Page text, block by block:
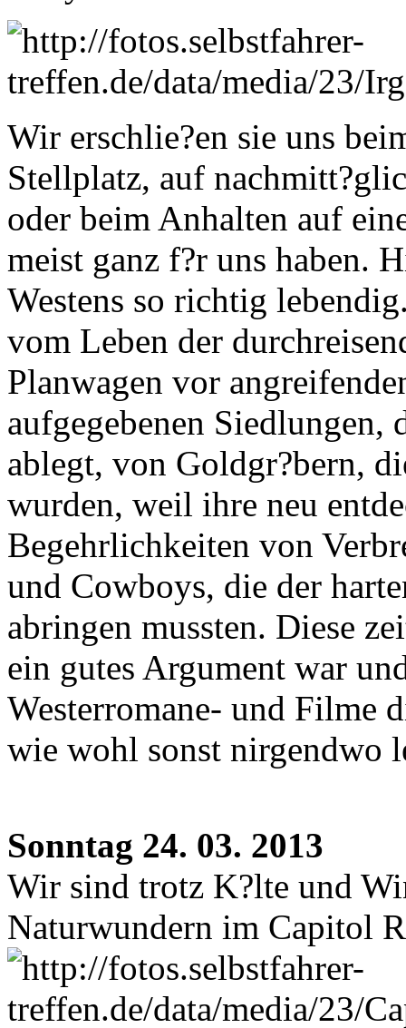
Wir erschlie?en sie uns
Stellplatz, auf
oder beim Anhalten auf
meist ganz f?r uns haben.
Westens so richtig
vom Leben der
Planwagen vor
aufgegebenen Siedlungen,
ablegt, von Goldgr?bern,
wurden, weil ihre neu
Begehrlichkeiten von
und Cowboys, die der
abringen mussten. Diese
ein gutes Argument war
Westerromane- und Filme
wie wohl sonst nirgendwo
Sonntag 24. 03. 2013
Wir sind trotz K?lte und
Naturwundern im Capitol